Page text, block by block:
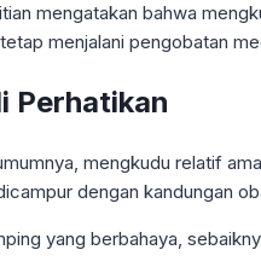
mengatakan bahwa
menjalani pengobatan
Perhatikan
mengkudu relatif
dengan kandungan
yang berbahaya,